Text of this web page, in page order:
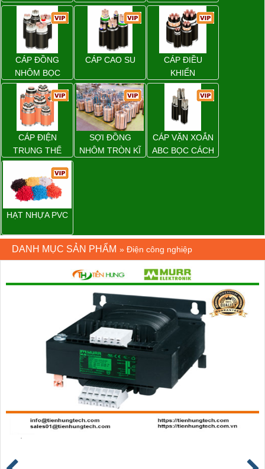
ĐƯỜNG DÂY
TẢI ĐIỆN TRÊN
KHÔNG
CHÁY
CÁP ĐỒNG
NHÔM BỌC
CÁP CAO SU
CÁP ĐIỀU
KHIỂN
CÁP ĐIỆN
TRUNG THẾ
SỢI ĐỒNG
NHÔM TRÒN KĨ
CÁP VẶN XOẮN
ABC BỌC CÁCH
HẠT NHỰA PVC
DANH MỤC SẢN PHẨM » Điện công nghiệp